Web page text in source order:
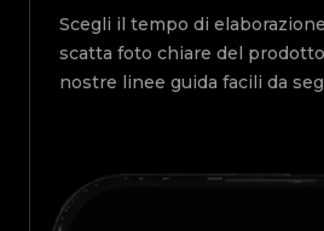
Scegli il tempo di
scatta foto chiare del
nostre linee guida facili da